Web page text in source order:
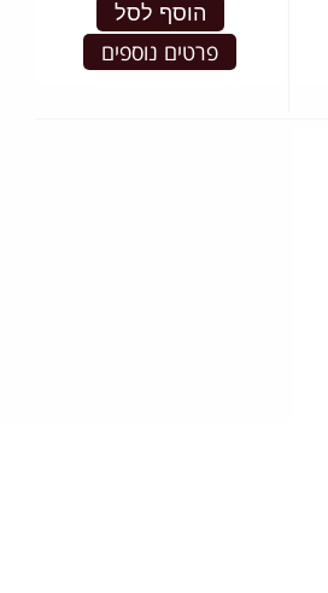
הוסף לסל
פרטים נוספים